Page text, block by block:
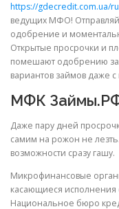
https://gdecredit.com.ua/
ведущих МФО!
одобрение и
Открытые просрочки и
помешают одобрению
вариантов займов даже
МФК
Даже пару дней
самим на рожон не
возможности сразу гашу.
Микрофинансовые
касающиеся исполнения
Национальное бюро